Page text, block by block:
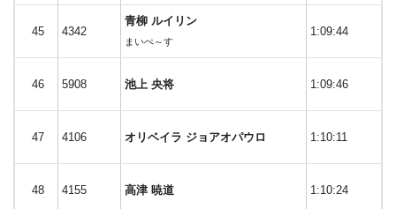
45 4342
青柳 ルイリン
まいぺ～す
1:09:44
46 5908 池上 央将 1:09:46
47 4106 オリベイラ ジョアオパウロ 1:10:11
48 4155 高津 暁道 1:10:24